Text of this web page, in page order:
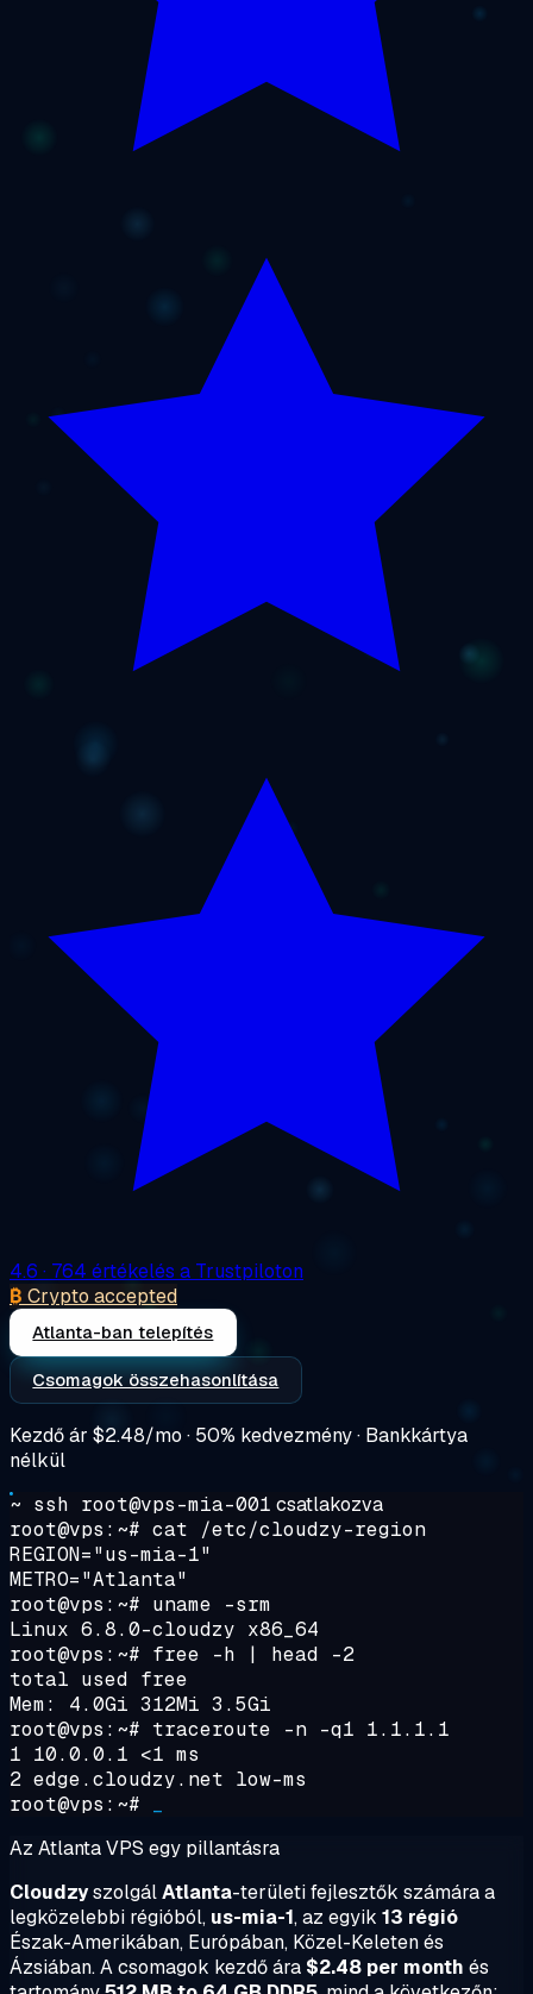
4.6 · 764 értékelés a Trustpiloton
₿ Crypto accepted
Atlanta-ban telepítés
Csomagok összehasonlítása
Kezdő ár $2.48/mo · 50% kedvezmény · Bankkártya
nélkül
~ ssh root@vps-mia-001 csatlakozva
root@vps:~# cat /etc/cloudzy-region
REGION="us-mia-1"
METRO="Atlanta"
root@vps:~# uname -srm
Linux 6.8.0-cloudzy x86_64
root@vps:~# free -h | head -2
total used free
Mem: 4.0Gi 312Mi 3.5Gi
root@vps:~# traceroute -n -q1 1.1.1.1
1 10.0.0.1 <1 ms
2 edge.cloudzy.net low-ms
root@vps:~#
Az Atlanta VPS egy pillantásra
CloudzyszolgálAtlanta-területi fejlesztők számára a
legközelebbi régióból, us-mia-1, az egyik 13 régió
Észak-Amerikában, Európában, Közel-Keleten és
Ázsiában. A csomagok kezdő ára $2.48 per month és